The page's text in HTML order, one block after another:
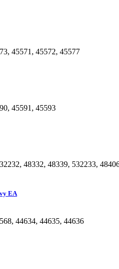
, 45571 , 45572, 45577
, 45591 , 45593
, 48332, 48339, 532233,
EA
, 44634, 44635, 44636